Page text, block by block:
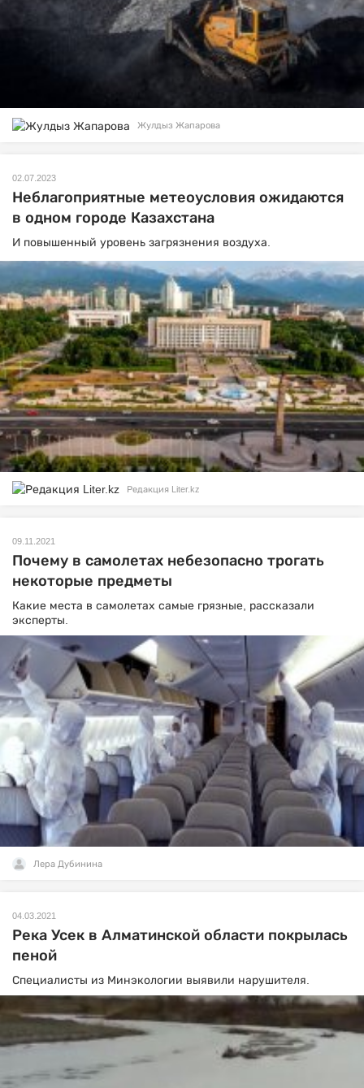
Жулдыз Жапарова
02.07.2023
Неблагоприятные метеоусловия ожидаются
в одном городе Казахстана
И повышенный уровень загрязнения воздуха.
Редакция Liter.kz
09.11.2021
Почему в самолетах небезопасно трогать
некоторые предметы
Какие места в самолетах самые грязные, рассказали
эксперты.
Лера Дубинина
04.03.2021
Река Усек в Алматинской области покрылась
пеной
Специалисты из Минэкологии выявили нарушителя.